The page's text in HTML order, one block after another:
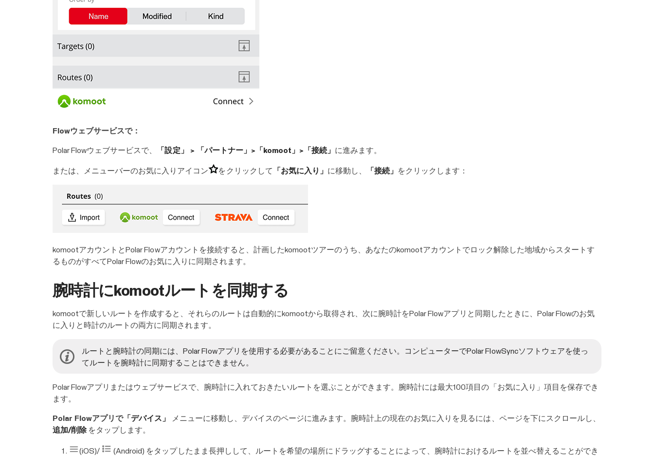
Flowウェブサービスで：
Polar Flowウェブサービスで、 「設定」 > 「パートナー」>「komoot」>「接続」 に進みます。
または、メニューバーのお気に入りアイコン をクリックして 「お気に入り」 に移動し、 「接続」 をクリックします：
komootアカウントとPolar Flowアカウントを接続すると、計画したkomootツアーのうち、あなたのkomootアカウントでロック解除した地域からスタートす
るものがすべてPolar Flowのお気に入りに同期されます。
腕時計にkomootルートを同期する
komootで新しいルートを作成すると、それらのルートは自動的にkomootから取得され、次に腕時計をPolar Flowアプリと同期したときに、Polar Flowのお気
に入りと時計のルートの両方に同期されます。
ルートと腕時計の同期には、Polar Flowアプリを使用する必要があることにご留意ください。コンピューターでPolar FlowSyncソフトウェアを使っ
てルートを腕時計に同期することはできません。
Polar Flowアプリまたはウェブサービスで、腕時計に入れておきたいルートを選ぶことができます。腕時計には最大100項目の「お気に入り」項目を保存でき
ます。
Polar Flowアプリで「デバイス」
メニューに移動し、デバイスのページに進みます。腕時計上の現在のお気に入りを見るには、ページを下にスクロールし、
追加/削除をタップします。
(iOS)/
(Android) をタップしたまま長押しして、ルートを希望の場所にドラッグすることによって、腕時計におけるルートを並べ替えることができ